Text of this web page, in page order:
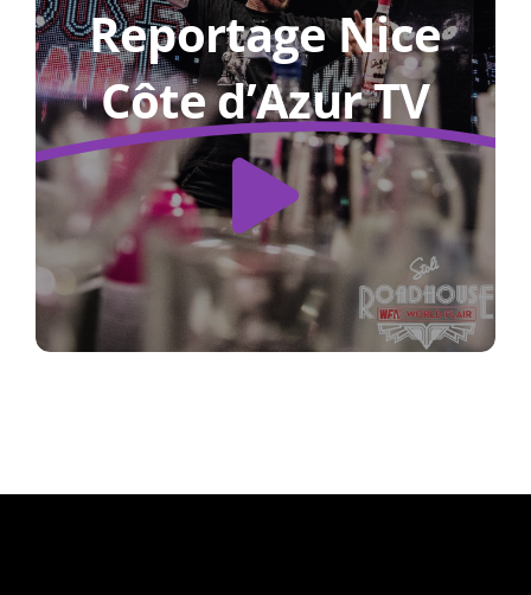
Reportage Nice
Côte d’Azur TV